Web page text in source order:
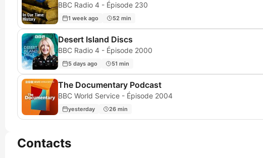
BBC Radio 4 - Épisode 230
1 week ago 52 min
Desert Island Discs
BBC Radio 4 - Épisode 2000
5 days ago 51 min
The Documentary Podcast
BBC World Service - Épisode 2004
yesterday 26 min
Contacts